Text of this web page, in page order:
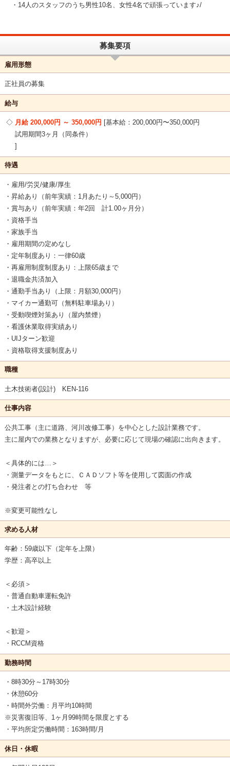
・14人のスタッフのうち男性10名、女性4名で頑張っています♪/
募集要項
雇用形態
正社員の募集
給与
月給 200,000円 ～ 350,000円
基本給：200,000円〜350,000円
試用期間3ヶ月（同条件）
待遇
・雇用/労災/健康/厚生
・昇給あり（前年実績：1月あたり～5,000円）
・賞与あり（前年実績：年2回 計1.00ヶ月分）
・資格手当
・家族手当
・雇用期間の定めなし
・定年制度あり：一律60歳
・再雇用制度制度あり：上限65歳まで
・退職金共済加入
・通勤手当あり（上限：月額30,000円）
・マイカー通勤可（無料駐車場あり）
・受動喫煙対策あり（屋内禁煙）
・看護休業取得実績あり
・UIJターン歓迎
・資格取得支援制度あり
職種
土木技術者(設計) KEN-116
仕事内容
公共工事（主に道路、河川改修工事）を中心とした設計業務です。
主に屋内での業務となりますが、必要に応じて現場の確認に出向きます。
＜具体的には…＞
・測量データをもとに、ＣＡＤソフト等を使用して図面の作成
・発注者との打ち合わせ 等
※変更可能性なし
求める人材
年齢：59歳以下（定年を上限）
学歴：高卒以上
＜必須＞
・普通自動車運転免許
・土木設計経験
＜歓迎＞
・RCCM資格
勤務時間
・8時30分～17時30分
・休憩60分
・時間外労働：月平均10時間
※災害復旧等、1ヶ月99時間を限度とする
・平均所定労働時間：163時間/月
休日・休暇